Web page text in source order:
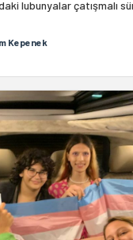
lubunyalar çatışmalı
Kepenek